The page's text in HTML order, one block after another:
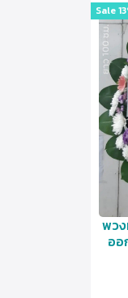
Sale
พว
ออ